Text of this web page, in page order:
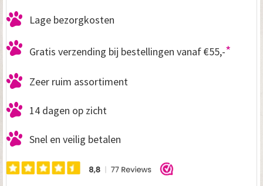
Lage bezorgkosten
Gratis verzending bij bestellingen vanaf €55,-*
Zeer ruim assortiment
14 dagen op zicht
Snel en veilig betalen